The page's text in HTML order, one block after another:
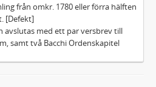
från omkr. 1780 eller förra hälften
[Defekt]
avslutas med ett par versbrev till
samt två Bacchi Ordenskapitel